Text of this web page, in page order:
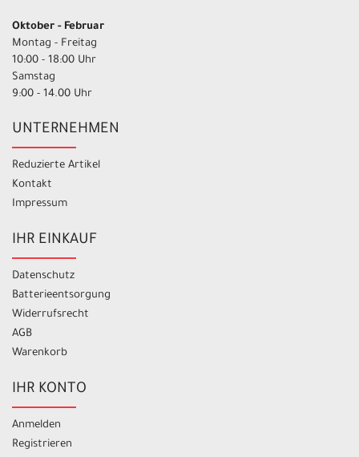
Oktober - Februar
Montag - Freitag
10:00 - 18:00 Uhr
Samstag
9:00 - 14.00 Uhr
UNTERNEHMEN
Reduzierte Artikel
Kontakt
Impressum
IHR EINKAUF
Datenschutz
Batterieentsorgung
Widerrufsrecht
AGB
Warenkorb
IHR KONTO
Anmelden
Registrieren